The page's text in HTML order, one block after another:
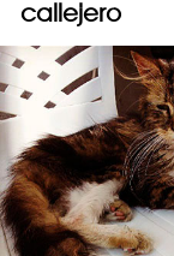
callejero